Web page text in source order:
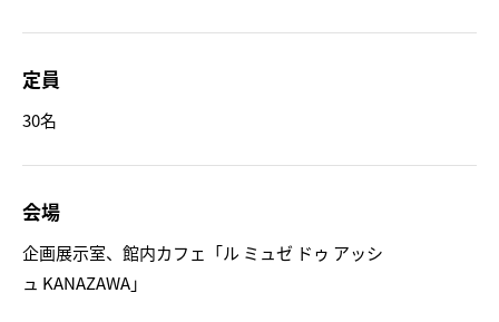
定員
30名
会場
企画展示室、館内カフェ「ル ミュゼ ドゥ アッシ
ュ KANAZAWA」
館
石川県文化財保存修復工房